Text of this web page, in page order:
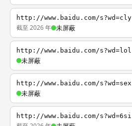
http://www.baidu.com/s?wd=cly
截至 2026 年 未屏蔽
http://www.baidu.com/s?wd=lol
未屏蔽
http://www.baidu.com/s?wd=sex
未屏蔽
http://www.baidu.com/s?wd=6si